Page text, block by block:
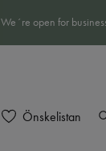
We´re open for
Önskelistan